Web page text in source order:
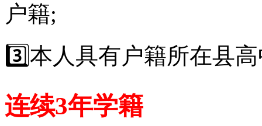
户籍;
3️⃣本人具有户籍所在县
连续3年学籍